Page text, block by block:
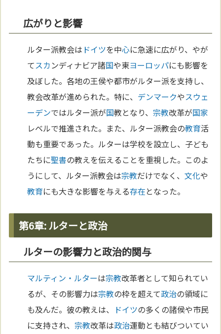
広がりと影響
ルター派教会は ドイツを中心に急速に広がり、やが
てスカンディナビア諸国や東ヨーロッパにも影響を
及ぼした。各地の王侯や都市がルター派を支持し、
教会改革が進められた。特に、 デンマークやスウェ
ーデンではルター派が国教となり、 宗教改革が国家
レベルで推進された。また、ルター派教会の教育活
動も重要であった。ルターは学校を設立し、子ども
たちに聖書の教えを伝えることを重視した。このよ
うにして、ルター派教会は宗教だけでなく、文化や
教育にも大きな影響を与える存在となった。
第6章: ルターと政治
ルターの影響力と政治的関与
マルティン・ルターは宗教改革者として知られてい
るが、その影響力は宗教の枠を超えて政治の領域に
も及んだ。彼の教えは、 ドイツの多くの諸侯や市民
に支持され、 宗教改革は政治運動とも結びついてい